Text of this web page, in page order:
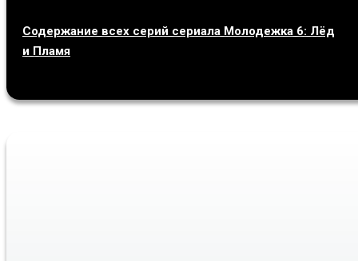
Содержание всех серий сериала Молодежка 6: Лёд
и Пламя